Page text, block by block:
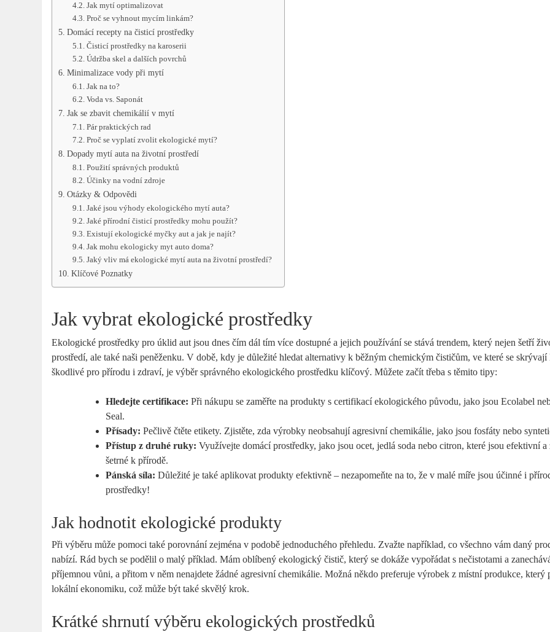
Jak mytí optimalizovat
Proč se vyhnout mycím linkám?
Domácí recepty na čisticí prostředky
Čisticí prostředky na karoserii
Údržba skel a dalších povrchů
Minimalizace vody při mytí
Jak na to?
Voda vs. Saponát
Jak se zbavit chemikálií v mytí
Pár praktických rad
Proč se vyplatí zvolit ekologické mytí?
Dopady mytí auta na životní prostředí
Použití správných produktů
Účinky na vodní zdroje
Otázky & Odpovědi
Jaké jsou výhody ekologického mytí auta?
Jaké přírodní čisticí prostředky mohu použít?
Existují ekologické myčky aut a jak je najít?
Jak mohu ekologicky myt auto doma?
Jaký vliv má ekologické mytí auta na životní prostředí?
Klíčové Poznatky
Jak vybrat ekologické prostředky
Ekologické prostředky pro úklid aut jsou dnes čím dál tím více dostupné a jejich používání se stává trendem, který nejen šetří
prostředí, ale také naši peněženku. V době, kdy je důležité hledat alternativy k běžným chemickým čističům, ve které se
škodlivé pro přírodu i zdraví, je výběr správného ekologického prostředku klíčový. Můžete začít třeba s těmito tipy:
Hledejte certifikace: Při nákupu se zaměřte na produkty s certifikací ekologického původu, jako jsou Ecolabel
Seal.
Přísady: Pečlivě čtěte etikety. Zjistěte, zda výrobky neobsahují agresivní chemikálie, jako jsou fosfáty nebo
Přístup z druhé ruky: Využívejte domácí prostředky, jako jsou ocet, jedlá soda nebo citron, které jsou efektivní a
šetrné k přírodě.
Pánská síla: Důležité je také aplikovat produkty efektivně – nezapomeňte na to, že v malé míře jsou účinné i
prostředky!
Jak hodnotit ekologické produkty
Při výběru může pomoci také porovnání zejména v podobě jednoduchého přehledu. Zvažte například, co všechno vám daný
nabízí. Rád bych se podělil o malý příklad. Mám oblíbený ekologický čistič, který se dokáže vypořádat s nečistotami a
příjemnou vůni, a přitom v něm nenajdete žádné agresivní chemikálie. Možná někdo preferuje výrobek z místní produkce, který
lokální ekonomiku, což může být také skvělý krok.
Krátké shrnutí výběru ekologických prostředků